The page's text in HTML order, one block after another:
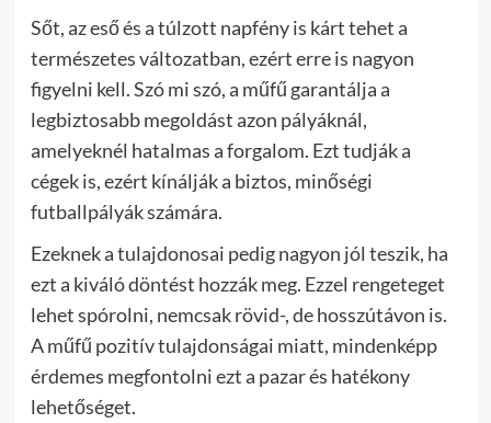
Sőt, az eső és a túlzott napfény is kárt tehet a
természetes változatban, ezért erre is nagyon
figyelni kell. Szó mi szó, a műfű garantálja a
legbiztosabb megoldást azon pályáknál,
amelyeknél hatalmas a forgalom. Ezt tudják a
cégek is, ezért kínálják a biztos, minőségi
futballpályák számára.
Ezeknek a tulajdonosai pedig nagyon jól teszik, ha
ezt a kiváló döntést hozzák meg. Ezzel rengeteget
lehet spórolni, nemcsak rövid-, de hosszútávon is.
A műfű pozitív tulajdonságai miatt, mindenképp
érdemes megfontolni ezt a pazar és hatékony
lehetőséget.